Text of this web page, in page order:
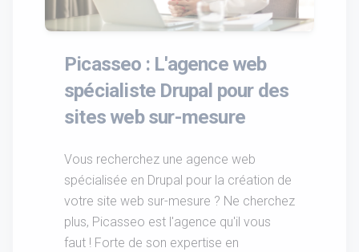
Picasseo : L'agence web
spécialiste Drupal pour des
sites web sur-mesure
Vous recherchez une agence web
spécialisée en Drupal pour la création de
votre site web sur-mesure ? Ne cherchez
plus, Picasseo est l'agence qu'il vous
faut ! Forte de son expertise en